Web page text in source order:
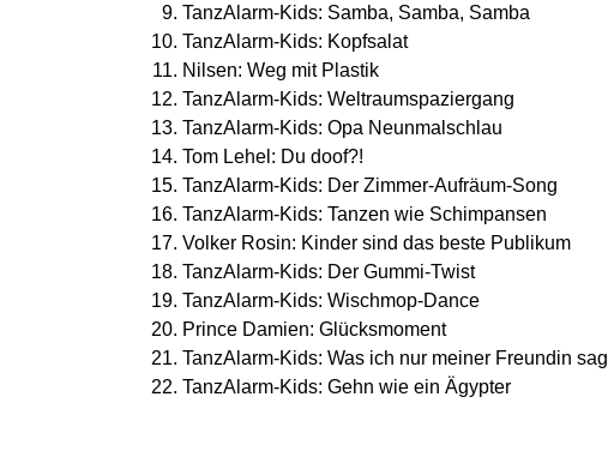
TanzAlarm-Kids: Samba, Samba, Samba
TanzAlarm-Kids: Kopfsalat
Nilsen: Weg mit Plastik
TanzAlarm-Kids: Weltraumspaziergang
TanzAlarm-Kids: Opa Neunmalschlau
Tom Lehel: Du doof?!
TanzAlarm-Kids: Der Zimmer-Aufräum-Song
TanzAlarm-Kids: Tanzen wie Schimpansen
Volker Rosin: Kinder sind das beste Publikum
TanzAlarm-Kids: Der Gummi-Twist
TanzAlarm-Kids: Wischmop-Dance
Prince Damien: Glücksmoment
TanzAlarm-Kids: Was ich nur meiner Freundin sag
TanzAlarm-Kids: Gehn wie ein Ägypter